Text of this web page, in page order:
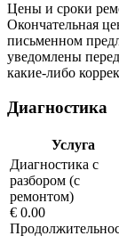
Цены и сроки
Окончательная
письменном
уведомлены
какие-либо
Диагностика
Услуга
Диагностика с
разбором (с
ремонтом)
€ 0.00